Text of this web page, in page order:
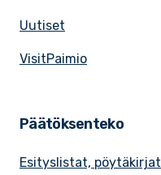
Uutiset
VisitPaimio
Päätöksenteko
Esityslistat, pöytäkirjat